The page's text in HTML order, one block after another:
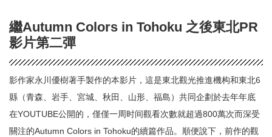
繼Autumn Colors in Tohoku 之後東北PR
影片第二彈
影作家永川優樹著手製作的本影片，這是東北觀光推進機构和東北6
縣（青森、岩手、宮城、秋田、山形、福島）共同企劃於去年年底
在YOUTUBE公開的，僅僅一周时间觀看次數就超過800萬次而深受
關注的Autumn Colors in Tohoku的續篇作品。順便說下，前作的觀